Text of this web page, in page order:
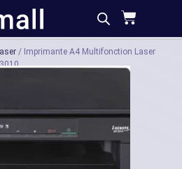
Caractéristiques
/ Imprimante A4 Multifonction Laser